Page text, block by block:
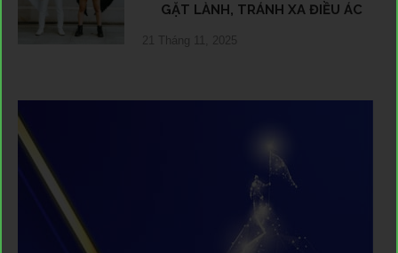
GẶT LÀNH, TRÁNH XA ĐIỀU ÁC
21 Tháng 11, 2025